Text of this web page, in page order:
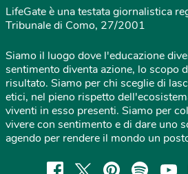
LifeGate è una testata giornalistica
Tribunale di Como, 27/2001
Siamo il luogo dove l'educazione
sentimento diventa azione, lo scopo
risultato. Siamo per chi sceglie di
etici, nel pieno rispetto
viventi in esso presenti. Siamo per
vivere con sentimento e di dare uno
agendo per rendere il mondo un